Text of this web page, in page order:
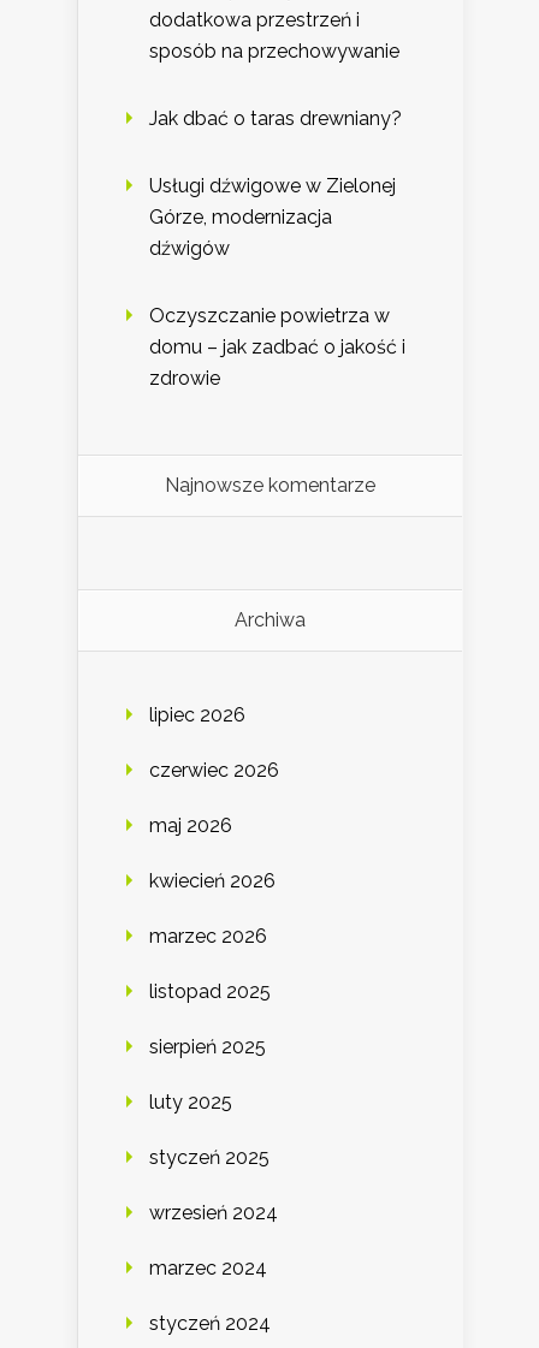
dodatkowa przestrzeń i
sposób na przechowywanie
Jak dbać o taras drewniany?
Usługi dźwigowe w Zielonej
Górze, modernizacja
dźwigów
Oczyszczanie powietrza w
domu – jak zadbać o jakość i
zdrowie
Najnowsze komentarze
Archiwa
lipiec 2026
czerwiec 2026
maj 2026
kwiecień 2026
marzec 2026
listopad 2025
sierpień 2025
luty 2025
styczeń 2025
wrzesień 2024
marzec 2024
styczeń 2024